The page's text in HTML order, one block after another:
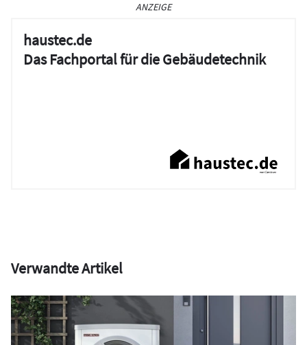
ANZEIGE
haustec.de
Das Fachportal für die Gebäudetechnik
Verwandte Artikel